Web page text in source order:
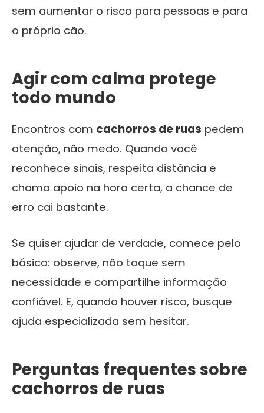
sem aumentar o risco para pessoas e para
o próprio cão.
Agir com calma protege
todo mundo
Encontros com cachorros de ruas pedem
atenção, não medo. Quando você
reconhece sinais, respeita distância e
chama apoio na hora certa, a chance de
erro cai bastante.
Se quiser ajudar de verdade, comece pelo
básico: observe, não toque sem
necessidade e compartilhe informação
confiável. E, quando houver risco, busque
ajuda especializada sem hesitar.
Perguntas frequentes sobre
cachorros de ruas